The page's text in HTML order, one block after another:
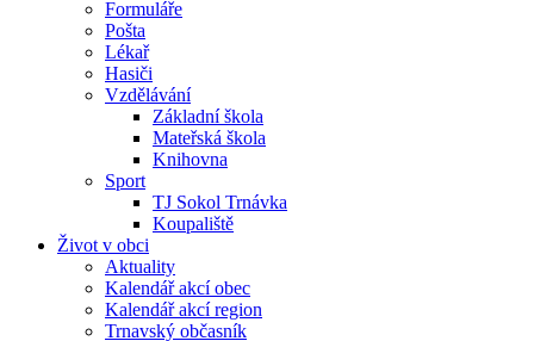
Formuláře
Pošta
Lékař
Hasiči
Vzdělávání
Základní škola
Mateřská škola
Knihovna
Sport
TJ Sokol Trnávka
Koupaliště
Život v obci
Aktuality
Kalendář akcí obec
Kalendář akcí region
Trnavský občasník